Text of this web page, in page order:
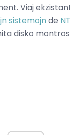
Viaj
sistemojnde
disko montros